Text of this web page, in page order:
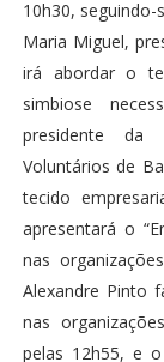
10h30,
Maria Miguel,
irá abordar o
simbiose
presidente da
Voluntários de
tecido
apresentará o
nas
Alexandre Pinto
nas
pelas 12h55, e